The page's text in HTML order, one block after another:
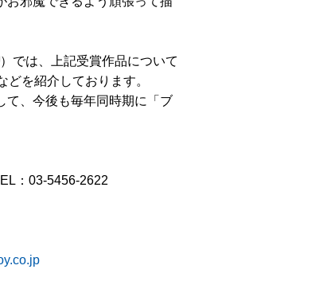
）では、上記受賞作品について
を紹介しております。
、今後も毎年同時期に「ブ
03-5456-2622